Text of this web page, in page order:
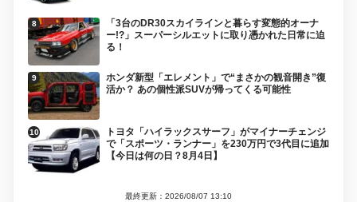
「3台のDR30スカイラインと暮らす変態的オーナ
ー!?」スーパーシルエットに取り憑かれた日常に迫
る！
ホンダ新型「エレメント」で“まさかの観音開き”復
活か？ あの個性派SUVが帰ってくる可能性
トヨタ「ハイラックスサーフ」がマイナーチェンジ
で「スポーツ・ランナー」を230万円で3代目に追加
【今日は何の日？8月4日】
最終更新：2026/08/07 13:10